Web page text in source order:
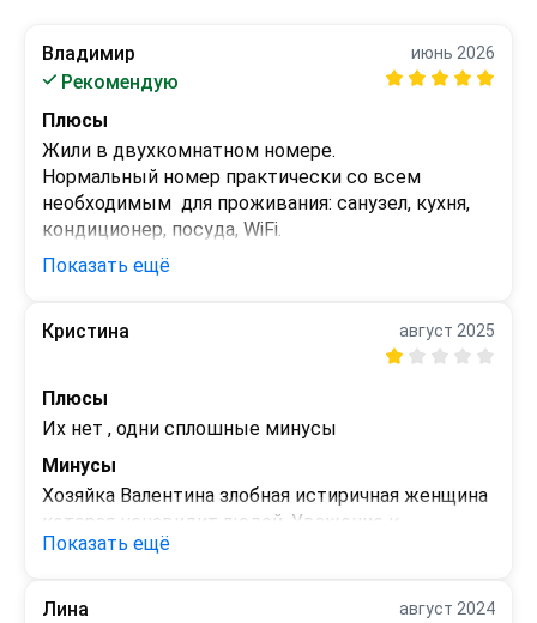
Владимир
Рекомендую
июнь 2026
Плюсы
Жили в двухкомнатном номере.
Нормальный номер практически со всем
необходимым  для проживания: санузел, кухня,
кондиционер, посуда, WiFi.
Все необходимое для отдыха тоже рядом: в трех
минутах - Ейский лиман, пешком можно
- Центрального пляжа и Каменки - можно
доехать на маршрутке за 5 минут ну или
пешочком за 20-30 минут (тоже полезно и
сетевые магазины - Магнит, Пятёрочка
Минусы
стиральная машина была в номере
Показать ещё
Кристина август 2025
Плюсы
Их нет , одни сплошные минусы
Минусы
Хозяйка Валентина злобная истиричная женщина
которая ненавидит людей. Уважение к
постояльцам нет.
включенном фильтре нельзя купаться в включен
Показать ещё
Лина август 2024